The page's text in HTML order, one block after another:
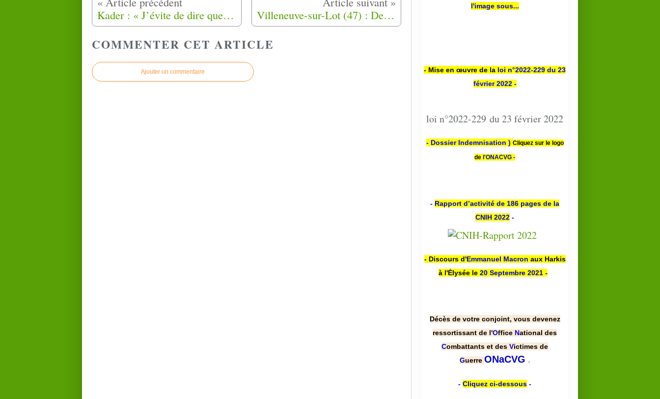
Kader : « J’évite de dire que je suis fils de harki » Villeneuve-sur-Lot (47) : Des Harkis brûlent des pneus devant la sous-préfecture
COMMENTER CET ARTICLE
Ajouter un commentaire
l'image sous...
- Mise en œuvre de la loi n°2022-229 du 23
février 2022 -
loi n°2022-229 du 23 février 2022
- Dossier Indemnisation ) Cliquez sur le logo
de l'ONACVG -
- Rapport d’activité de 186 pages de la
CNIH 2022 -
- Discours d'Emmanuel Macron aux Harkis
à l'Élysée le 20 Septembre 2021 -
Décès de votre conjoint, vous devenez
ressortissant de l'Office National des
Combattants et des Victimes de
Guerre ONaCVG .
- Cliquez ci-dessous -